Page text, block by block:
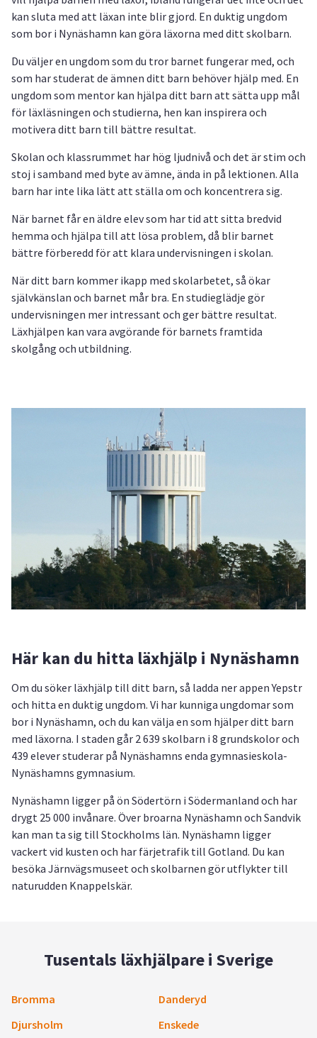
kan sluta med att läxan inte blir gjord. En duktig ungdom
som bor i Nynäshamn kan göra läxorna med ditt skolbarn.
Du väljer en ungdom som du tror barnet fungerar med, och
som har studerat de ämnen ditt barn behöver hjälp med. En
ungdom som mentor kan hjälpa ditt barn att sätta upp mål
för läxläsningen och studierna, hen kan inspirera och
motivera ditt barn till bättre resultat.
Skolan och klassrummet har hög ljudnivå och det är stim och
stoj i samband med byte av ämne, ända in på lektionen. Alla
barn har inte lika lätt att ställa om och koncentrera sig.
När barnet får en äldre elev som har tid att sitta bredvid
hemma och hjälpa till att lösa problem, då blir barnet
bättre förberedd för att klara undervisningen i skolan.
När ditt barn kommer ikapp med skolarbetet, så ökar
självkänslan och barnet mår bra. En studieglädje gör
undervisningen mer intressant och ger bättre resultat.
Läxhjälpen kan vara avgörande för barnets framtida
skolgång och utbildning.
Här kan du hitta läxhjälp i Nynäshamn
Om du söker läxhjälp till ditt barn, så ladda ner appen Yepstr
och hitta en duktig ungdom. Vi har kunniga ungdomar som
bor i Nynäshamn, och du kan välja en som hjälper ditt barn
med läxorna. I staden går 2 639 skolbarn i 8 grundskolor och
439 elever studerar på Nynäshamns enda gymnasieskola-
Nynäshamns gymnasium.
Nynäshamn ligger på ön Södertörn i Södermanland och har
drygt 25 000 invånare. Över broarna Nynäshamn och Sandvik
kan man ta sig till Stockholms län. Nynäshamn ligger
vackert vid kusten och har färjetrafik till Gotland. Du kan
besöka Järnvägsmuseet och skolbarnen gör utflykter till
naturudden Knappelskär.
Tusentals läxhjälpare i Sverige
Bromma
Danderyd
Djursholm
Enskede